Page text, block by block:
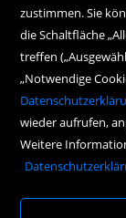
Copyright Icons:
zustimmen. Sie
die Schaltfläche
treffen
„Notwendige
wieder aufrufen,
Weitere